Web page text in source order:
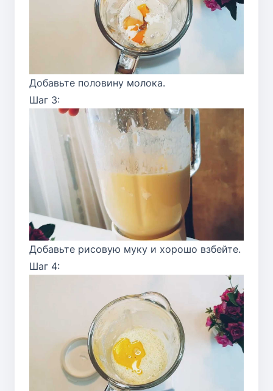
Добавьте половину молока.
Шаг 3:
Добавьте рисовую муку и хорошо взбейте.
Шаг 4: